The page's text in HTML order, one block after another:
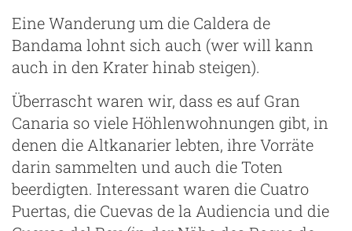
Eine Wanderung um die Caldera de
Bandama lohnt sich auch (wer will kann
auch in den Krater hinab steigen).
Überrascht waren wir, dass es auf Gran
Canaria so viele Höhlenwohnungen gibt, in
denen die Altkanarier lebten, ihre Vorräte
darin sammelten und auch die Toten
beerdigten. Interessant waren die Cuatro
Puertas, die Cuevas de la Audiencia und die